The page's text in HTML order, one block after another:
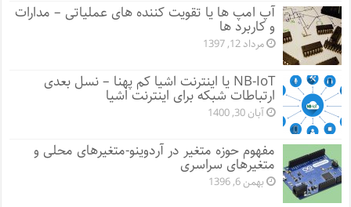
آپ امپ ها یا تقویت کننده های عملیاتی – مدارات
و کاربرد ها
مرداد 12, 1397
NB-IoT یا اینترنت اشیا کم پهنا – نسل بعدی
ارتباطات شبکه برای اینترنت اشیا
آبان 30, 1400
مفهوم حوزه متغیر در آردوینو-متغیرهای محلی و
متغیرهای سراسری
بهمن 6, 1396